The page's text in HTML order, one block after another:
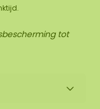
tot